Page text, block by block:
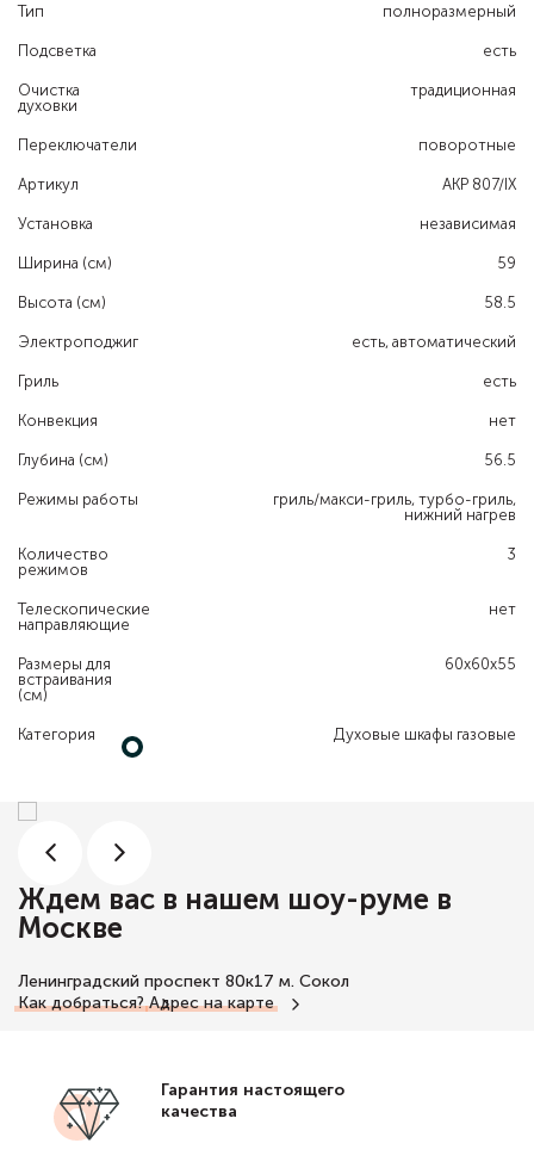
Тип полноразмерный
Подсветка есть
Очистка
духовки
традиционная
Переключатели поворотные
Артикул AKP 807/IX
Установка независимая
Ширина (см) 59
Высота (см) 58.5
Электроподжиг есть, автоматический
Гриль есть
Конвекция нет
Глубина (см) 56.5
Режимы работы
гриль/макси-гриль, турбо-гриль,
нижний нагрев
Количество
режимов
3
Телескопические
направляющие
нет
Размеры для
встраивания
(см)
60x60x55
Категория Духовые шкафы газовые
Ждем вас в нашем шоу-руме в
Москве
Ленинградский проспект 80к17 м. Сокол
Как добраться? Адрес на карте
Гарантия настоящего
качества